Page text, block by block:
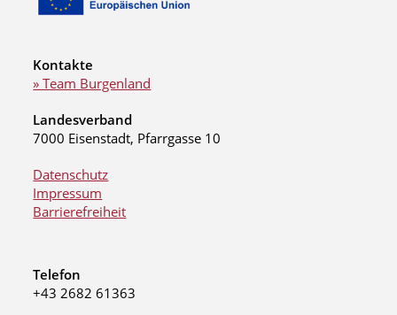
Kontakte
» Team Burgenland
Landesverband
7000 Eisenstadt, Pfarrgasse 10
Datenschutz
Impressum
Barrierefreiheit
Telefon
+43 2682 61363